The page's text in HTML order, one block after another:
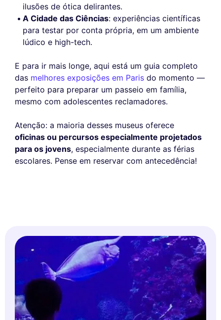
ilusões de ótica delirantes.
A Cidade das Ciências: experiências científicas
para testar por conta própria, em um ambiente
lúdico e high-tech.
E para ir mais longe, aqui está um guia completo
das melhores exposições em Paris do momento —
perfeito para preparar um passeio em família,
mesmo com adolescentes reclamadores.
Atenção: a maioria desses museus oferece
oficinas ou percursos especialmente projetados
para os jovens, especialmente durante as férias
escolares. Pense em reservar com antecedência!